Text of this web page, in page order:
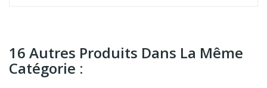
16 Autres Produits Dans La Même
Catégorie :